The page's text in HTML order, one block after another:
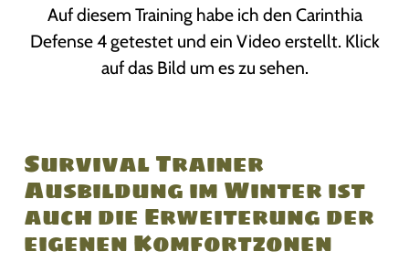
Auf diesem Training habe ich den Carinthia
Defense 4 getestet und ein Video erstellt. Klick
auf das Bild um es zu sehen.
Survival Trainer
Ausbildung im Winter ist
auch die Erweiterung der
eigenen Komfortzonen